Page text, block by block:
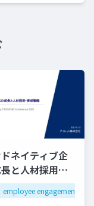
google cloud
ネイティブ企
と人材採用・
略 / Developer
Day
employee engagement